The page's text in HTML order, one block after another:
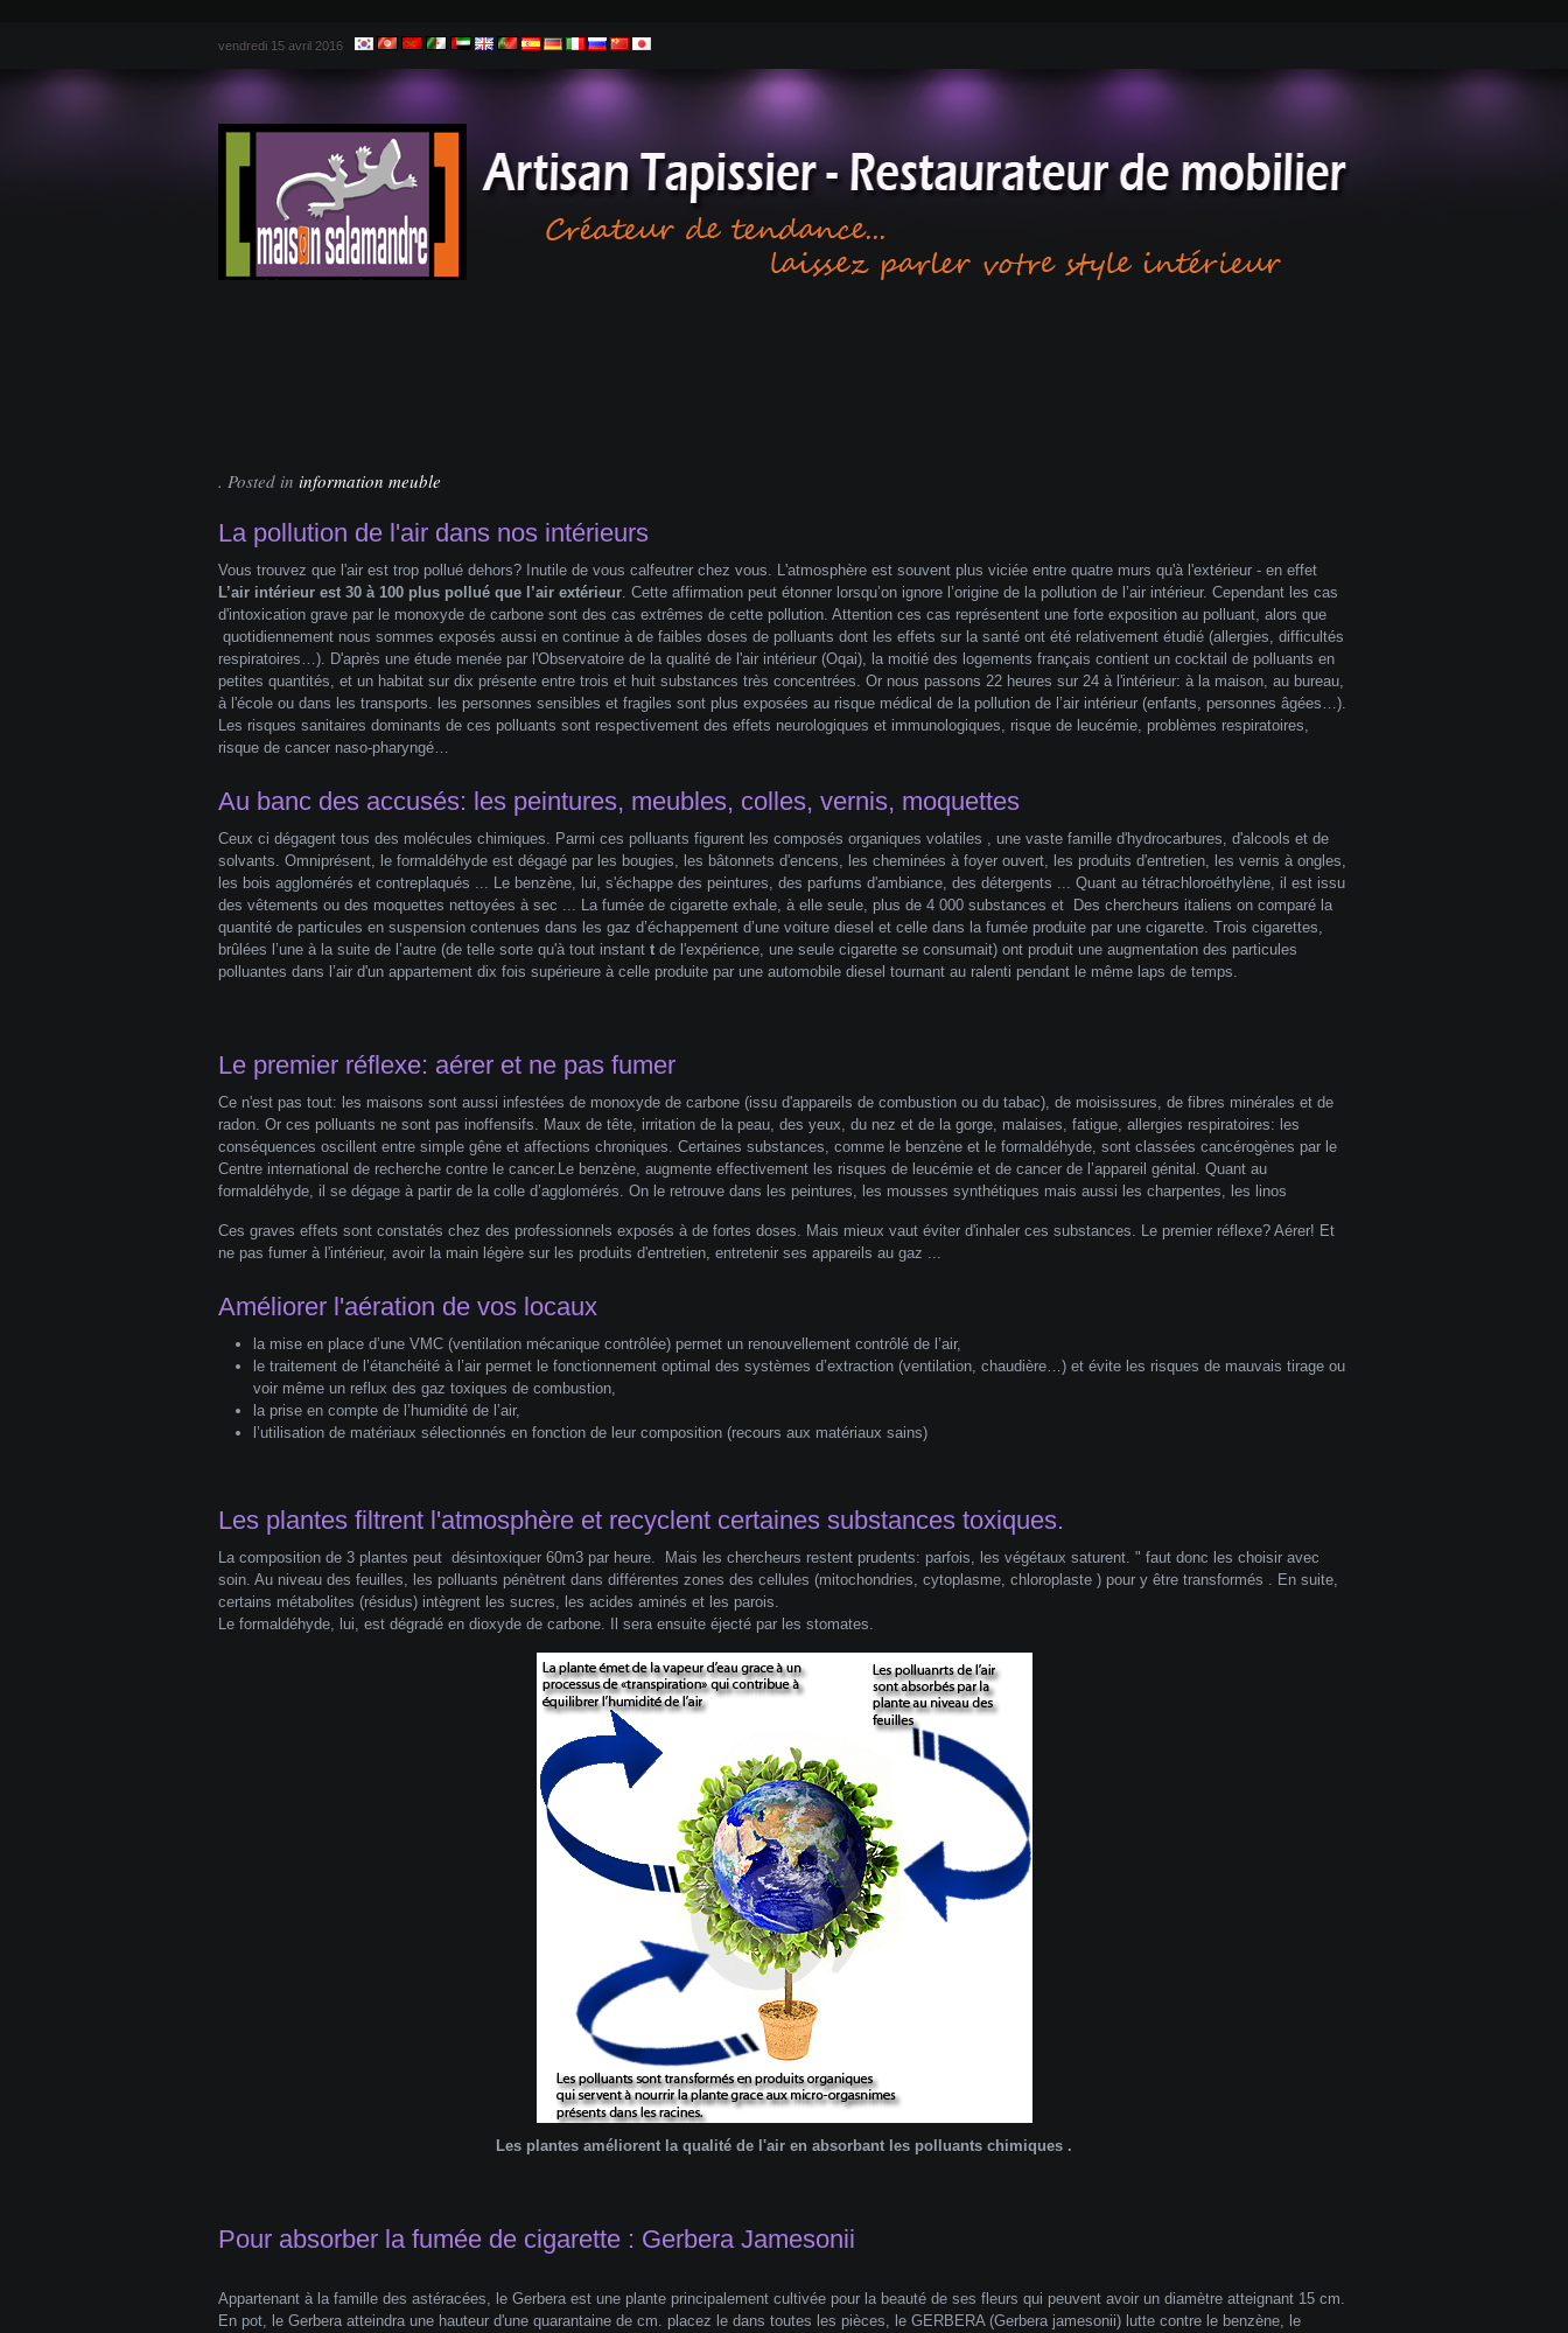
vendredi 15 avril 2016
. Posted in information meuble
La pollution de l'air dans nos intérieurs
Vous trouvez que l'air est trop pollué dehors? Inutile de vous calfeutrer chez vous. L'atmosphère est souvent plus viciée entre quatre murs qu'à l'extérieur - en effet
L’air intérieur est 30 à 100 plus pollué que l’air extérieur. Cette affirmation peut étonner lorsqu’on ignore l’origine de la pollution de l’air intérieur. Cependant les cas
d'intoxication grave par le monoxyde de carbone sont des cas extrêmes de cette pollution. Attention ces cas représentent une forte exposition au polluant, alors que
quotidiennement nous sommes exposés aussi en continue à de faibles doses de polluants dont les effets sur la santé ont été relativement étudié (allergies, difficultés
respiratoires…). D'après une étude menée par l'Observatoire de la qualité de l'air intérieur (Oqai), la moitié des logements français contient un cocktail de polluants en
petites quantités, et un habitat sur dix présente entre trois et huit substances très concentrées. Or nous passons 22 heures sur 24 à l'intérieur: à la maison, au bureau,
à l'école ou dans les transports. les personnes sensibles et fragiles sont plus exposées au risque médical de la pollution de l’air intérieur (enfants, personnes âgées…).
Les risques sanitaires dominants de ces polluants sont respectivement des effets neurologiques et immunologiques, risque de leucémie, problèmes respiratoires,
risque de cancer naso-pharyngé…
Au banc des accusés: les peintures, meubles, colles, vernis, moquettes
Ceux ci dégagent tous des molécules chimiques. Parmi ces polluants figurent les composés organiques volatiles , une vaste famille d'hydrocarbures, d'alcools et de
solvants. Omniprésent, le formaldéhyde est dégagé par les bougies, les bâtonnets d'encens, les cheminées à foyer ouvert, les produits d'entretien, les vernis à ongles,
les bois agglomérés et contreplaqués ... Le benzène, lui, s'échappe des peintures, des parfums d'ambiance, des détergents ... Quant au tétrachloroéthylène, il est issu
des vêtements ou des moquettes nettoyées à sec ... La fumée de cigarette exhale, à elle seule, plus de 4 000 substances et Des chercheurs italiens on comparé la
quantité de particules en suspension contenues dans les gaz d’échappement d’une voiture diesel et celle dans la fumée produite par une cigarette. Trois cigarettes,
brûlées l’une à la suite de l’autre (de telle sorte qu'à tout instant t de l'expérience, une seule cigarette se consumait) ont produit une augmentation des particules
polluantes dans l’air d'un appartement dix fois supérieure à celle produite par une automobile diesel tournant au ralenti pendant le même laps de temps.
Le premier réflexe: aérer et ne pas fumer
Ce n'est pas tout: les maisons sont aussi infestées de monoxyde de carbone (issu d'appareils de combustion ou du tabac), de moisissures, de fibres minérales et de
radon. Or ces polluants ne sont pas inoffensifs. Maux de tête, irritation de la peau, des yeux, du nez et de la gorge, malaises, fatigue, allergies respiratoires: les
conséquences oscillent entre simple gêne et affections chroniques. Certaines substances, comme le benzène et le formaldéhyde, sont classées cancérogènes par le
Centre international de recherche contre le cancer.Le benzène, augmente effectivement les risques de leucémie et de cancer de l’appareil génital. Quant au
formaldéhyde, il se dégage à partir de la colle d’agglomérés. On le retrouve dans les peintures, les mousses synthétiques mais aussi les charpentes, les linos
Ces graves effets sont constatés chez des professionnels exposés à de fortes doses. Mais mieux vaut éviter d'inhaler ces substances. Le premier réflexe? Aérer! Et
ne pas fumer à l'intérieur, avoir la main légère sur les produits d'entretien, entretenir ses appareils au gaz ...
Améliorer l'aération de vos locaux
la mise en place d’une VMC (ventilation mécanique contrôlée) permet un renouvellement contrôlé de l’air,
le traitement de l’étanchéité à l’air permet le fonctionnement optimal des systèmes d’extraction (ventilation, chaudière…) et évite les risques de mauvais tirage ou
voir même un reflux des gaz toxiques de combustion,
la prise en compte de l’humidité de l’air,
l’utilisation de matériaux sélectionnés en fonction de leur composition (recours aux matériaux sains)
Les plantes filtrent l'atmosphère et recyclent certaines substances toxiques.
La composition de 3 plantes peut désintoxiquer 60m3 par heure. Mais les chercheurs restent prudents: parfois, les végétaux saturent. " faut donc les choisir avec
soin. Au niveau des feuilles, les polluants pénètrent dans différentes zones des cellules (mitochondries, cytoplasme, chloroplaste ) pour y être transformés . En suite,
certains métabolites (résidus) intègrent les sucres, les acides aminés et les parois.
Le formaldéhyde, lui, est dégradé en dioxyde de carbone. Il sera ensuite éjecté par les stomates.
Les plantes améliorent la qualité de l'air en absorbant les polluants chimiques .
Pour absorber la fumée de cigarette : Gerbera Jamesonii
Appartenant à la famille des astéracées, le Gerbera est une plante principalement cultivée pour la beauté de ses fleurs qui peuvent avoir un diamètre atteignant 15 cm.
En pot, le Gerbera atteindra une hauteur d'une quarantaine de cm. placez le dans toutes les pièces, le GERBERA (Gerbera jamesonii) lutte contre le benzène, le